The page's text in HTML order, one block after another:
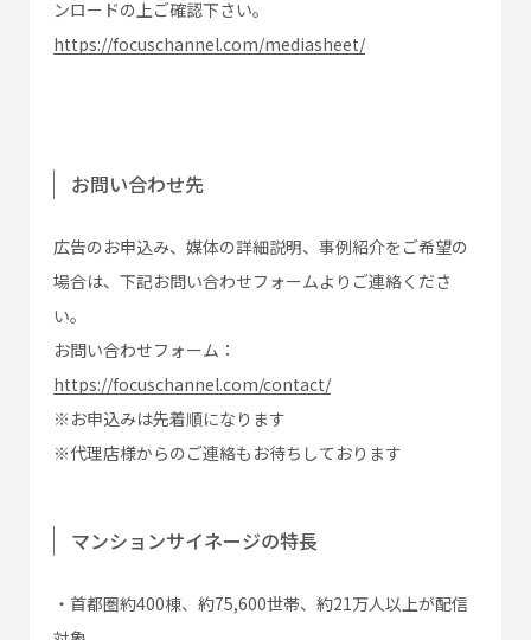
ンロードの上ご確認下さい。
https://focuschannel.com/mediasheet/
お問い合わせ先
広告のお申込み、媒体の詳細説明、事例紹介をご希望の
場合は、下記お問い合わせフォームよりご連絡くださ
い。
お問い合わせフォーム：
https://focuschannel.com/contact/
※お申込みは先着順になります
※代理店様からのご連絡もお待ちしております
マンションサイネージの特長
・首都圏約400棟、約75,600世帯、約21万人以上が配信